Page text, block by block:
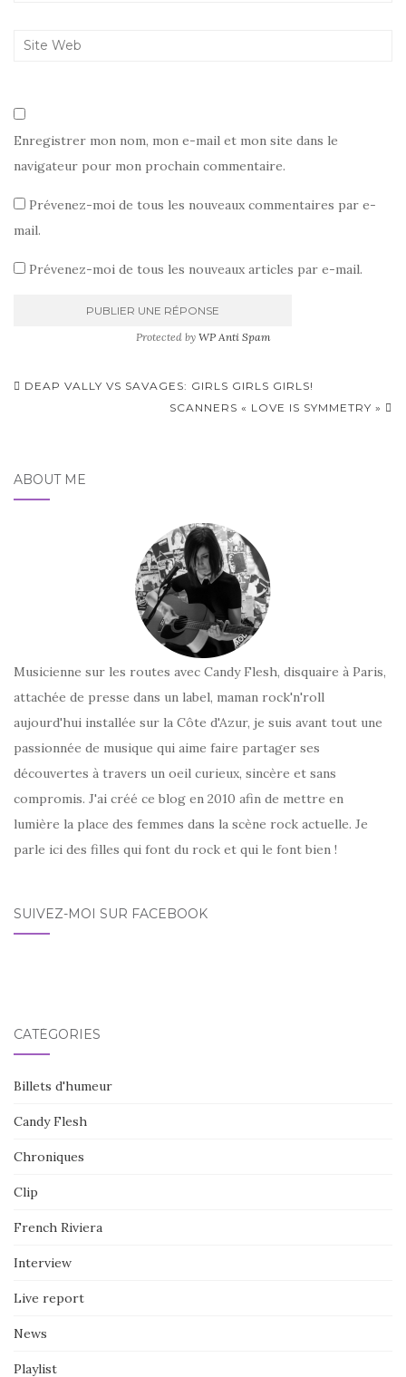
Enregistrer mon nom, mon e-mail et mon site dans le
navigateur pour mon prochain commentaire.
Prévenez-moi de tous les nouveaux commentaires par e-
mail.
Prévenez-moi de tous les nouveaux articles par e-mail.
Protected by WP Anti Spam
Pagination
DEAP VALLY VS SAVAGES: GIRLS GIRLS GIRLS!
SCANNERS « LOVE IS SYMMETRY »
ABOUT ME
Musicienne sur les routes avec Candy Flesh, disquaire à Paris,
attachée de presse dans un label, maman rock'n'roll
aujourd'hui installée sur la Côte d'Azur, je suis avant tout une
passionnée de musique qui aime faire partager ses
découvertes à travers un oeil curieux, sincère et sans
compromis. J'ai créé ce blog en 2010 afin de mettre en
lumière la place des femmes dans la scène rock actuelle. Je
parle ici des filles qui font du rock et qui le font bien !
SUIVEZ-MOI SUR FACEBOOK
CATÉGORIES
Billets d'humeur
Candy Flesh
Chroniques
Clip
French Riviera
Interview
Live report
News
Playlist